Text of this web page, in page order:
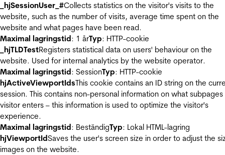
_hjSessionUser_#Collects statistics on the visitor's visits to the
website, such as the number of visits, average time spent on the
website and what pages have been read.
Maximal lagringstid: 1 årTyp: HTTP-cookie
_hjTLDTestRegisters statistical data on users' behaviour on the
website. Used for internal analytics by the website operator.
Maximal lagringstid: SessionTyp: HTTP-cookie
hjActiveViewportIdsThis cookie contains an ID string on the
session. This contains non-personal information on what
visitor enters – this information is used to optimize the visitor's
experience.
Maximal lagringstid: BeständigTyp: Lokal HTML-lagring
hjViewportIdSaves the user's screen size in order to adjust the
images on the website.